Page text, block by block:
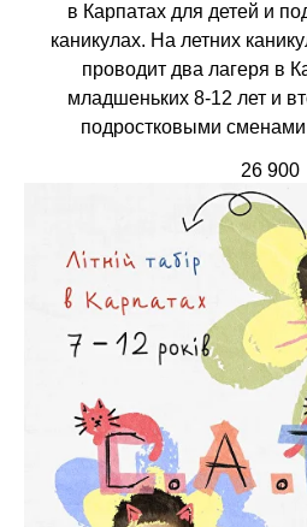
в Карпатах для детей и
каникулах. На летних
проводит два лагеря в
младшеньких 8-12 лет и
подростковыми сменами
26 900